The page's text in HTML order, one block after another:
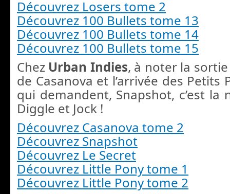
Découvrez Losers tome 2
Découvrez 100 Bullets tome 13
Découvrez 100 Bullets tome 14
Découvrez 100 Bullets tome 15
Chez Urban Indies, à noter la
de Casanova et l’arrivée des Petits
qui demandent, Snapshot, c’est la
Diggle et Jock !
Découvrez Casanova tome 2
Découvrez Snapshot
Découvrez Le Secret
Découvrez Little Pony tome 1
Découvrez Little Pony tome 2